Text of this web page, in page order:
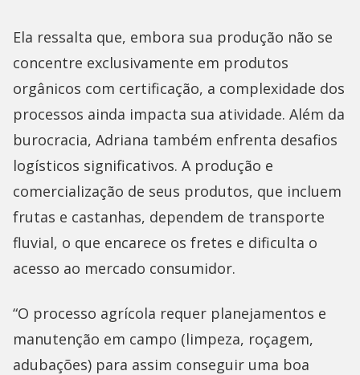
Ela ressalta que, embora sua produção não se
concentre exclusivamente em produtos
orgânicos com certificação, a complexidade dos
processos ainda impacta sua atividade. Além da
burocracia, Adriana também enfrenta desafios
logísticos significativos. A produção e
comercialização de seus produtos, que incluem
frutas e castanhas, dependem de transporte
fluvial, o que encarece os fretes e dificulta o
acesso ao mercado consumidor.
“O processo agrícola requer planejamentos e
manutenção em campo (limpeza, roçagem,
adubações) para assim conseguir uma boa